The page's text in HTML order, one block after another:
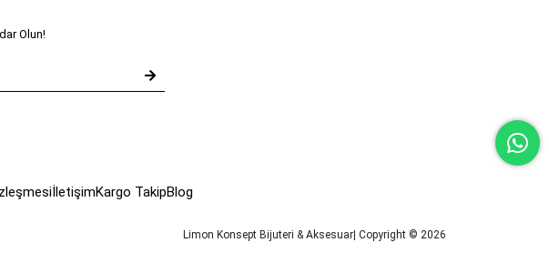
Olun!
İletişimKargo TakipBlog
Limon Konsept Bijuteri & Aksesuar| Copyright © 2026